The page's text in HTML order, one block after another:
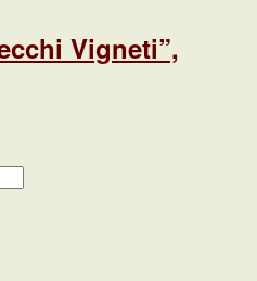
Vigneti”,